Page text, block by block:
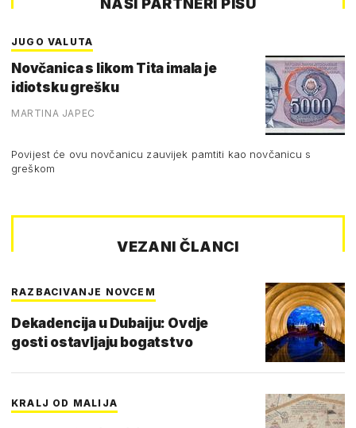
JUGO VALUTA
Novčanica s likom Tita imala je
idiotsku grešku
MARTINA JAPEC
Povijest će ovu novčanicu zauvijek pamtiti kao novčanicu s
greškom
VEZANI ČLANCI
RAZBACIVANJE NOVCEM
Dekadencija u Dubaiju: Ovdje
gosti ostavljaju bogatstvo
KRALJ OD MALIJA